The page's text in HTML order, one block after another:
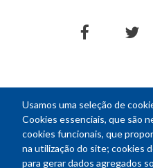
Usamos uma seleção de
Cookies essenciais, que são
cookies funcionais, que
na utilização do site; cookies
para gerar dados agregados
facebook
NEWSLETTER